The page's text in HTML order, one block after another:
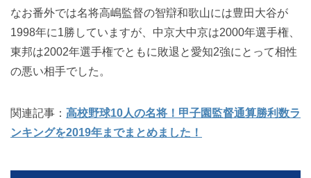
なお番外では名将高嶋監督の智辯和歌山には豊田大谷が
1998年に1勝していますが、中京大中京は2000年選手権、
東邦は2002年選手権でともに敗退と愛知2強にとって相性
の悪い相手でした。
関連記事： 高校野球10人の名将！甲子園監督通算勝利数ラ
ンキングを2019年までまとめました！